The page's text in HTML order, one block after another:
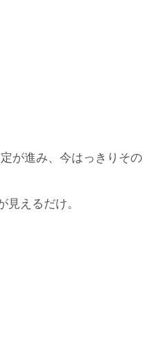
が進み、今はっきりその
えるだけ。